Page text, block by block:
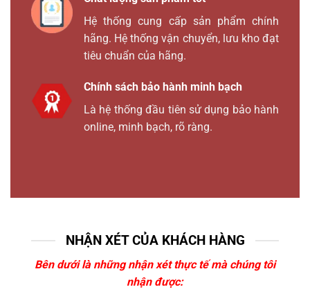
Hệ thống cung cấp sản phẩm chính
hãng. Hệ thống vận chuyển, lưu kho đạt
tiêu chuẩn của hãng.
Chính sách bảo hành minh bạch
Là hệ thống đầu tiên sử dụng bảo hành
online, minh bạch, rõ ràng.
NHẬN XÉT CỦA KHÁCH HÀNG
Bên dưới là những nhận xét thực tế mà chúng tôi
nhận được: